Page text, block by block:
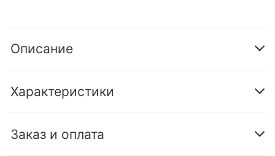
Описание
Характеристики
Заказ и оплата